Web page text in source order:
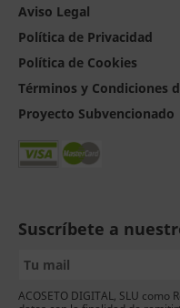
Aviso Legal
Política de Privacidad
Política de Cookies
Términos y Condiciones
Proyecto Subvencionado
Suscríbete a
ACOSETO DIGITAL, SLU